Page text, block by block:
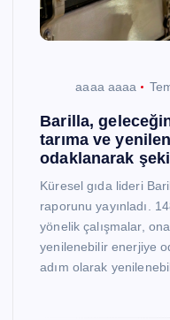
aaaa aaaa
Barilla,
tarıma ve
odaklanarak
Küresel gıda lideri
raporunu yayınladı.
yönelik çalışmalar,
yenilenebilir enerjiye
adım olarak